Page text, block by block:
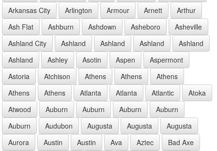
Arkansas City
Arlington Armour Arnett
Arthur
Ash Flat
Ashburn Ashdown Asheboro
Asheville
Ashland City
Ashland Ashland Ashland
Ashland
Ashland
Ashley Asotin Aspen
Aspermont
Astoria
Atchison Athens Athens
Athens
Athens
Athens Atlanta Atlanta Atlantic
Atoka
Atwood
Auburn Auburn Auburn
Auburn
Auburn
Audubon Augusta Augusta
Augusta
Aurora
Austin Austin Ava Aztec
Bad Axe